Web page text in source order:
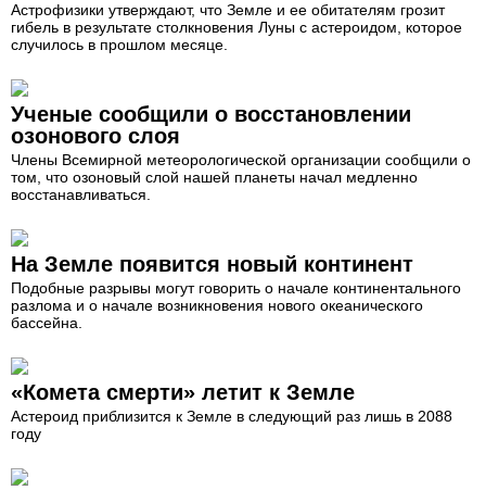
Астрофизики утверждают, что Земле и ее обитателям грозит
гибель в результате столкновения Луны с астероидом, которое
случилось в прошлом месяце.
Ученые сообщили о восстановлении
озонового слоя
Члены Всемирной метеорологической организации сообщили о
том, что озоновый слой нашей планеты начал медленно
восстанавливаться.
На Земле появится новый континент
Подобные разрывы могут говорить о начале континентального
разлома и о начале возникновения нового океанического
бассейна.
«Комета смерти» летит к Земле
Астероид приблизится к Земле в следующий раз лишь в 2088
году